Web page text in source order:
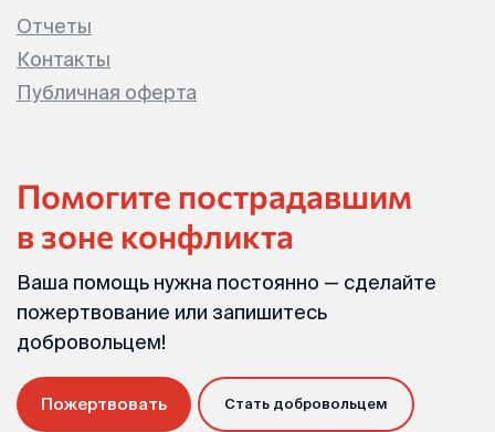
Отчеты
Контакты
Публичная оферта
Помогите пострадавшим
в зоне конфликта
Ваша помощь нужна постоянно — сделайте
пожертвование или запишитесь
добровольцем!
Пожертвовать Стать добровольцем